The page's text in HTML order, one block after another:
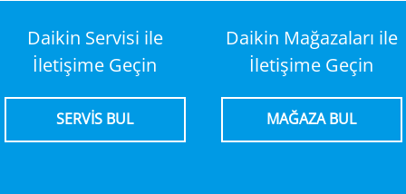
Daikin Servisi ile
İletişime Geçin
SERVİS BUL
Daikin Mağazaları ile
İletişime Geçin
MAĞAZA BUL